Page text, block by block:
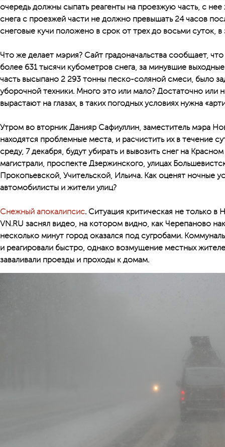
очередь должны сыпать реагенты на проезжую часть, с
снега с проезжей части не должно превышать 24 часов
снеговые кучи положено в срок от трех до восьми суток,
Что же делает мэрия? Сайт градоначальства сообщает,
более 631 тысячи кубометров снега, за минувшие
часть высыпано 2 293 тонны песко-соляной смеси, было
уборочной техники. Много это или мало? Достаточно или
вырастают на глазах, в таких погодных условиях нужна
Утром во вторник Данияр Сафиуллин, заместитель мэра
находятся проблемные места, и расчистить их в течение
среду, 7 декабря, будут убирать и вывозить снег на
магистрали, проспекте Дзержинского, улицах
Прокопьевской, Учительской, Ильича. Как оценят ночные
автомобилисты и жители улиц?
Снежный апокалипсис. Ситуация критическая не только
VN.RU заснял видео, на котором видно, как Черепаново
несколько минут город оказался под сугробами.
и реагировали быстро, однако возмущение местных
заваливали проезды и проходы к домам.